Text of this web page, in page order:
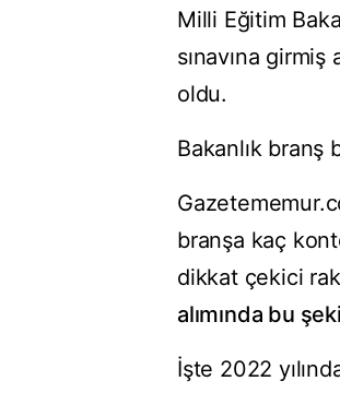
Milli Eğitim
sınavına
oldu.
Bakanlık branş
branşa kaç
dikkat çekici
alımında bu
İşte 2022